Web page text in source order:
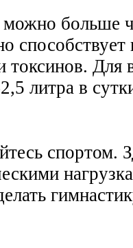
можно больше
токсинов. Для
литра в
спортом.